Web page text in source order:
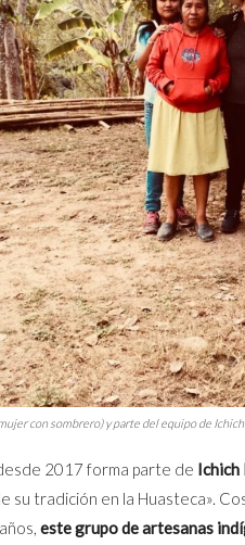
con sombrero) y parte del equipo de
2017 forma parte de Ichich
su tradición en la Huasteca».
este grupo de artesanas